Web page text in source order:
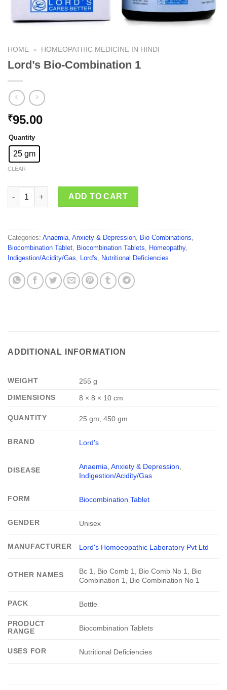
HOME » HOMEOPATHIC MEDICINE IN HINDI
Lord’s Bio-Combination 1
₹95.00
Quantity
25 gm
CLEAR
Lord's Bio-Combination 1 quantity
ADD TO CART
Categories: Anaemia, Anxiety & Depression, Bio Combinations,
Biocombination Tablet, Biocombination Tablets, Homeopathy,
Indigestion/Acidity/Gas, Lord's, Nutritional Deficiencies
ADDITIONAL INFORMATION
WEIGHT
255 g
DIMENSIONS
8 × 8 × 10 cm
QUANTITY 25 gm, 450 gm
BRAND Lord's
DISEASE Anaemia ,Anxiety & Depression
Indigestion/Acidity/Gas
FORM Biocombination Tablet
GENDER Unisex
MANUFACTURER Lord's Homoeopathic Laboratory Pvt Ltd
OTHER NAMES
Bc 1, Bio Comb 1, Bio Comb No 1, Bio
Combination 1, Bio Combination No 1
PACK Bottle
PRODUCT
RANGE
Biocombination Tablets
USES FOR Nutritional Deficiencies